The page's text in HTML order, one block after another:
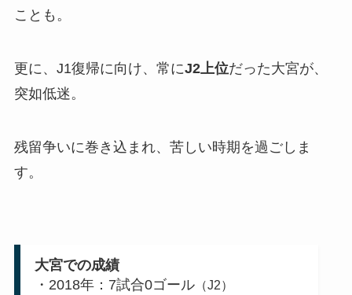
ことも。
更に、J1復帰に向け、常にJ2上位だった大宮が、
突如低迷。
残留争いに巻き込まれ、苦しい時期を過ごしま
す。
大宮での成績
・2018年：7試合0ゴール（J2）